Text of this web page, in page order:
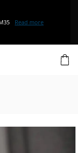
Read more